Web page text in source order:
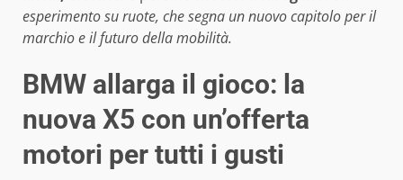
esperimento su ruote, che segna un nuovo capitolo per il
marchio e il futuro della mobilità.
BMW allarga il gioco: la
nuova X5 con un’offerta
motori per tutti i gusti